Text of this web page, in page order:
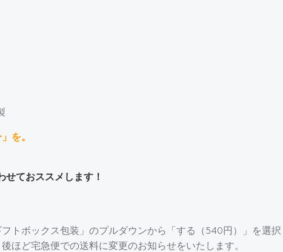
を。
せておススメします！
トボックス包装」のプルダウンから「する（540円）」を選
ほど宅急便での送料に変更のお知らせをいたします。